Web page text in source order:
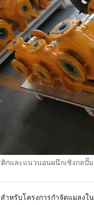
กและแนวนอนผนึกเชิงกลปั๊
หรับโครงการกำจัดแมลงใ